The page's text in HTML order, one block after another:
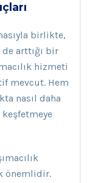
birlikte,
arttığı bir
hizmeti
mevcut. Hem
nasıl daha
önemlidir.